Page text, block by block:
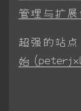
管理与扩
超强的站点
始